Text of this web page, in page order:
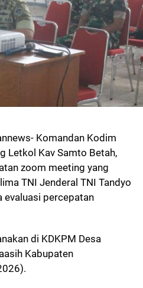
Komandan Kodim
Letkol Kav Samto Betah,
zoom meeting yang
TNI Jenderal TNI Tandyo
evaluasi percepatan
di KDKPM Desa
Kabupaten